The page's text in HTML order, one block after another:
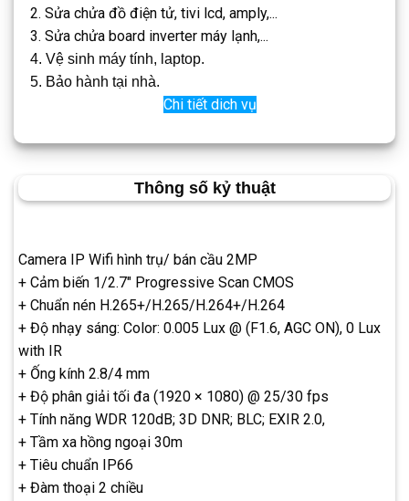
2. Sửa chửa đồ điện tử, tivi lcd, amply,...
3. Sửa chửa board inverter máy lạnh,...
4. Vệ sinh máy tính, laptop.
5. Bảo hành tại nhà.
Chi tiết dich vụ
Thông số kỷ thuật
Camera IP Wifi hình trụ/ bán cầu 2MP
+ Cảm biến 1/2.7″ Progressive Scan CMOS
+ Chuẩn nén H.265+/H.265/H.264+/H.264
+ Độ nhạy sáng: Color: 0.005 Lux @ (F1.6, AGC ON), 0 Lux
with IR
+ Ống kính 2.8/4 mm
+ Độ phân giải tối đa (1920 × 1080) @ 25/30 fps
+ Tính năng WDR 120dB; 3D DNR; BLC; EXIR 2.0,
+ Tầm xa hồng ngoại 30m
+ Tiêu chuẩn IP66
+ Đàm thoại 2 chiều